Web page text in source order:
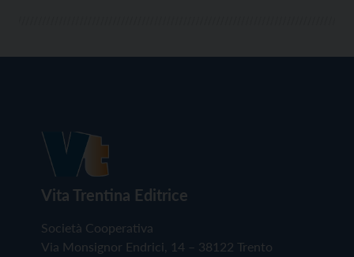
Vita Trentina Editrice
Società Cooperativa
Via Monsignor Endrici, 14 – 38122 Trento